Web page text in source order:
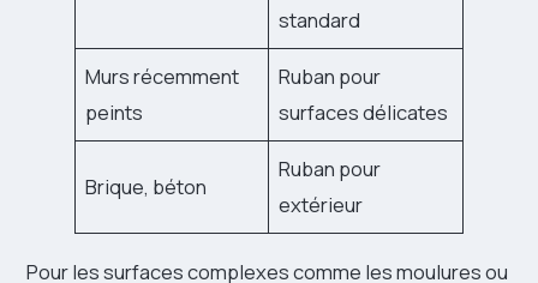
standard
Murs récemment
peints
Ruban pour
surfaces délicates
Brique, béton
Ruban pour
extérieur
Pour les surfaces complexes comme les moulures ou